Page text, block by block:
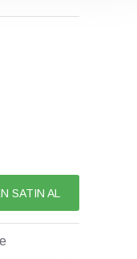
SATIN AL